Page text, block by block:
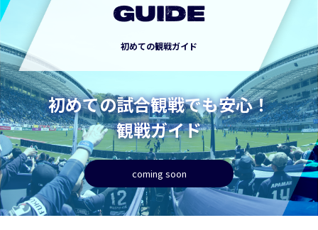
GUIDE
初めての観戦ガイド
初めての試合観戦でも安心！
観戦ガイド
coming soon